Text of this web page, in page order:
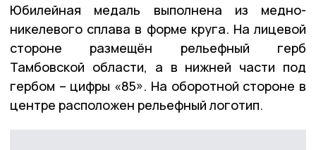
Юбилейная медаль выполнена из медно-
никелевого сплава в форме круга. На лицевой
стороне размещён рельефный герб
Тамбовской области, а в нижней части под
гербом – цифры «85». На оборотной стороне в
центре расположен рельефный логотип.